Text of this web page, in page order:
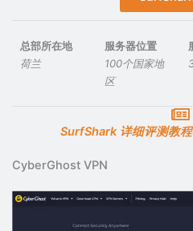
总部所在地
荷兰
服务器位置
100个国家地
区
SurfShark 详细评测教
CyberGhost VPN